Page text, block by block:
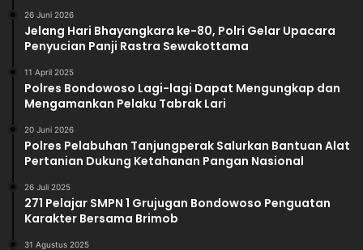
26 Juni 2026
Jelang Hari Bhayangkara ke-80, Polri Gelar Upacara
Penyucian Panji Rastra Sewakottama
11 April 2025
Polres Bondowoso Lagi-lagi Dapat Mengungkap dan
Mengamankan Pelaku Tabrak Lari
20 Juni 2026
Polres Pelabuhan Tanjungperak Salurkan Bantuan Alat
Pertanian Dukung Ketahanan Pangan Nasional
26 Juli 2025
271 Pelajar SMPN 1 Grujugan Bondowoso Penguatan
Karakter Bersama Brimob
31 Agustus 2025